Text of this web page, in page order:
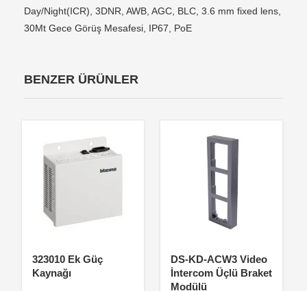
Day/Night(ICR), 3DNR, AWB, AGC, BLC, 3.6 mm fixed lens,
30Mt Gece Görüş Mesafesi, IP67, PoE
BENZER ÜRÜNLER
323010 Ek Güç
Kaynağı
DS-KD-ACW3 Video
İntercom Üçlü Braket
Modülü